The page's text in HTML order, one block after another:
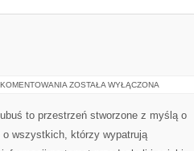
ZDROWIE
ZOSTAŁA WYŁĄCZONA
to przestrzeń stworzone z myślą o
o wszystkich, którzy wypatrują